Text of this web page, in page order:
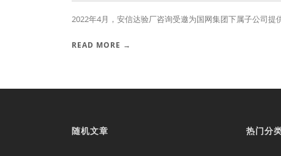
2022年4月，安信达验厂咨询受邀为国网集团下属子公司提
READ MORE →
随机文章 热门分